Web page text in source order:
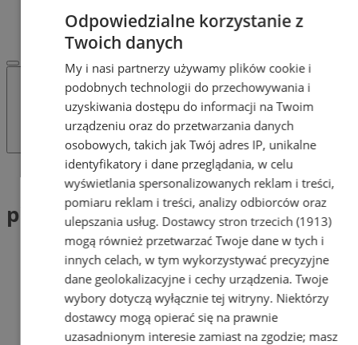
REKLAMA
WSPÓŁPRACA
Tag: piłkarze wodni bytom
piłkarze wodni bytom (1)
Odpowiedzialne korzystanie z
Twoich danych
My i nasi partnerzy używamy plików cookie i
podobnych technologii do przechowywania i
uzyskiwania dostępu do informacji na Twoim
urządzeniu oraz do przetwarzania danych
osobowych, takich jak Twój adres IP, unikalne
identyfikatory i dane przeglądania, w celu
wyświetlania spersonalizowanych reklam i treści,
pomiaru reklam i treści, analizy odbiorców oraz
ulepszania usług. Dostawcy stron trzecich (1913)
mogą również przetwarzać Twoje dane w tych i
innych celach, w tym wykorzystywać precyzyjne
dane geolokalizacyjne i cechy urządzenia. Twoje
wybory dotyczą wyłącznie tej witryny. Niektórzy
dostawcy mogą opierać się na prawnie
uzasadnionym interesie zamiast na zgodzie; masz